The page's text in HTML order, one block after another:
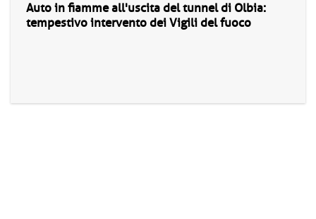
Auto in fiamme all'uscita del tunnel di Olbia:
tempestivo intervento dei Vigili del fuoco